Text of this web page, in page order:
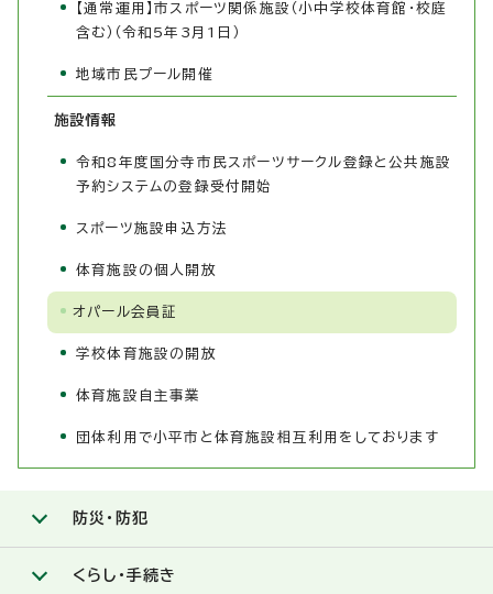
【通常運用】市スポーツ関係施設（小中学校体育館・校庭
含む）（令和5年3月1日）
地域市民プール開催
施設情報
令和8年度国分寺市民スポーツサークル登録と公共施設
予約システムの登録受付開始
スポーツ施設申込方法
体育施設の個人開放
オパール会員証
学校体育施設の開放
体育施設自主事業
団体利用で小平市と体育施設相互利用をしております
防災・防犯
くらし・手続き